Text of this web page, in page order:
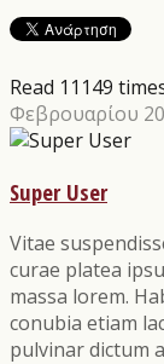
Read 11149
Φεβρουαρίου
Super User
Vitae
curae platea
massa lorem.
conubia etiam
pulvinar dictum